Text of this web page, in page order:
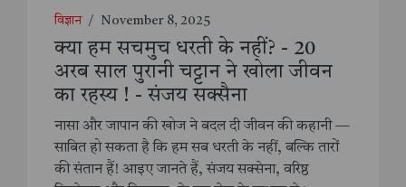
विज्ञान / November 8, 2025
क्या हम सचमुच धरती के नहीं? - 20
अरब साल पुरानी चट्टान ने खोला जीवन
का रहस्य ! - संजय सक्सैना
नासा और जापान की खोज ने बदल दी जीवन की कहानी —
साबित हो सकता है कि हम सब धरती के नहीं, बल्कि तारों
की संतान हैं! आइए जानते हैं, संजय सक्सेना, वरिष्ठ